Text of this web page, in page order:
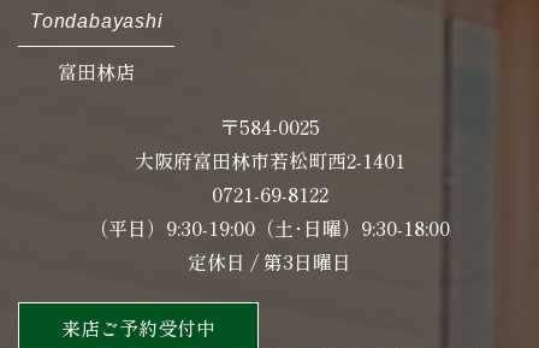
Tondabayashi
富田林店
〒584-0025
大阪府富田林市若松町西2-1401
0721-69-8122
（平日）9:30-19:00（土･日曜）9:30-18:00
定休日 / 第3日曜日
来店ご予約受付中